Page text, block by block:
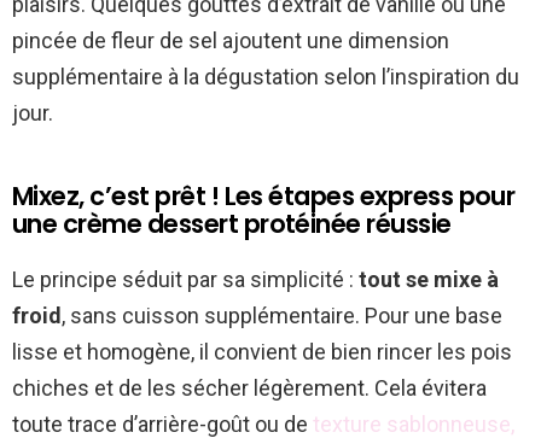
pincée de fleur de sel ajoutent une dimension
supplémentaire à la dégustation selon l’inspiration du
jour.
Mixez, c’est prêt ! Les étapes express pour
une crème dessert protéinée réussie
Le principe séduit par sa simplicité : tout se mixe à
froid , sans cuisson supplémentaire. Pour une base
lisse et homogène, il convient de bien rincer les pois
chiches et de les sécher légèrement. Cela évitera
toute trace d’arrière-goût ou de texture sablonneuse,